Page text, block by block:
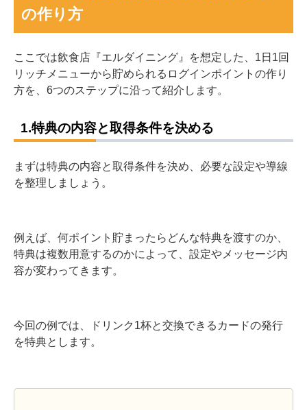
の作り方
ここでは飲食店『エルダイニング』を想定した、1日1回
リッチメニューから貯められるログインポイントの作り
方を、6つのステップに沿って紹介します。
1.特典の内容と取得条件を決める
まずは特典の内容と取得条件を決め、必要な設定や導線
を整理しましょう。
例えば、何ポイント貯まったらどんな特典を渡すのか、
特典は複数用意するのかによって、設定やメッセージ内
容が変わってきます。
今回の例では、ドリンク1杯と交換できるカードの発行
を特典とします。